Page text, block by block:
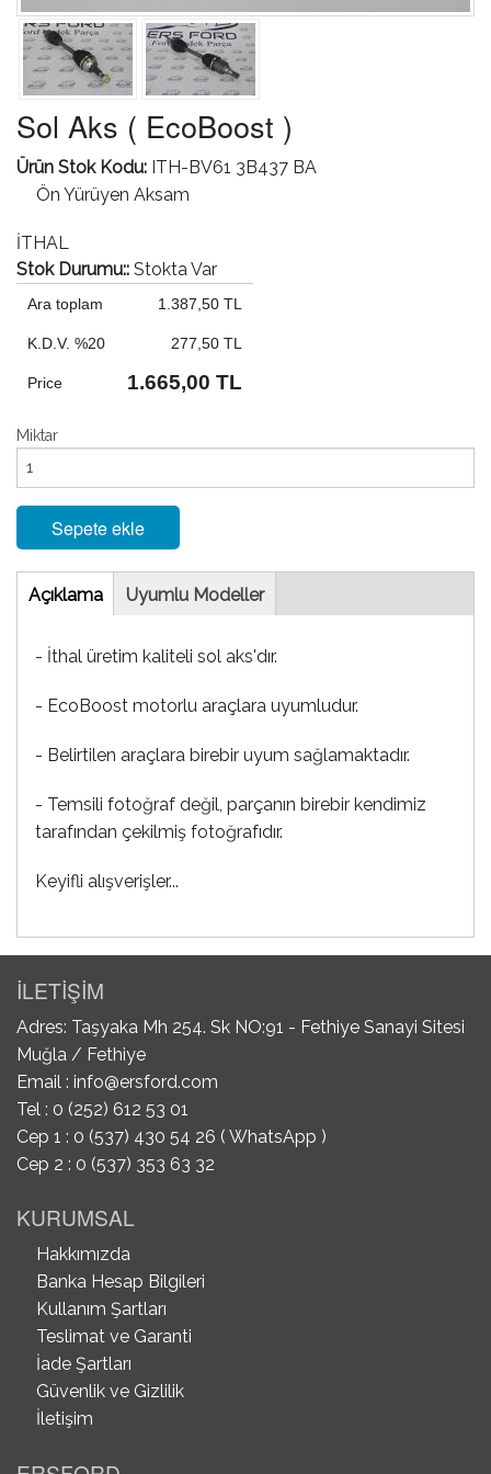
Sol Aks ( EcoBoost )
Ürün Stok Kodu: ITH-BV61 3B437 BA
Ön Yürüyen Aksam
İTHAL
Stok Durumu:: Stokta Var
Ara toplam 1.387,50 TL
K.D.V. %20 277,50 TL
Price 1.665,00 TL
Miktar
Sepete ekle
Tab
Açıklama(etkinUyumlu Modeller
- İthal üretim kaliteli sol aks'dır.
- EcoBoost motorlu araçlara uyumludur.
- Belirtilen araçlara birebir uyum sağlamaktadır.
- Temsili fotoğraf değil, parçanın birebir kendimiz
tarafından çekilmiş fotoğrafıdır.
Keyifli alışverişler...
İLETİŞİM
Adres: Taşyaka Mh 254. Sk NO:91 - Fethiye Sanayi Sitesi
Muğla / Fethiye
Email : info@ersford.com
Tel : 0 (252) 612 53 01
Cep 1 : 0 (537) 430 54 26 ( WhatsApp )
Cep 2 : 0 (537) 353 63 32
KURUMSAL
Hakkımızda
Banka Hesap Bilgileri
Kullanım Şartları
Teslimat ve Garanti
İade Şartları
Güvenlik ve Gizlilik
İletişim